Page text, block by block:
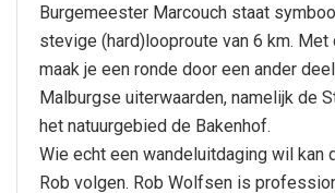
Burgemeester Marcouch staat
stevige (hard)looproute van 6 km. Met
maak je een ronde door een ander
Malburgse uiterwaarden, namelijk de
het natuurgebied de Bakenhof.
Wie echt een wandeluitdaging wil kan
Rob volgen. Rob Wolfsen is